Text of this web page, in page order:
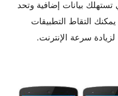
تستهلك بيانات إضافية وتحد
التقاط التطبيقات
لزيادة سرعة الإنترنت.